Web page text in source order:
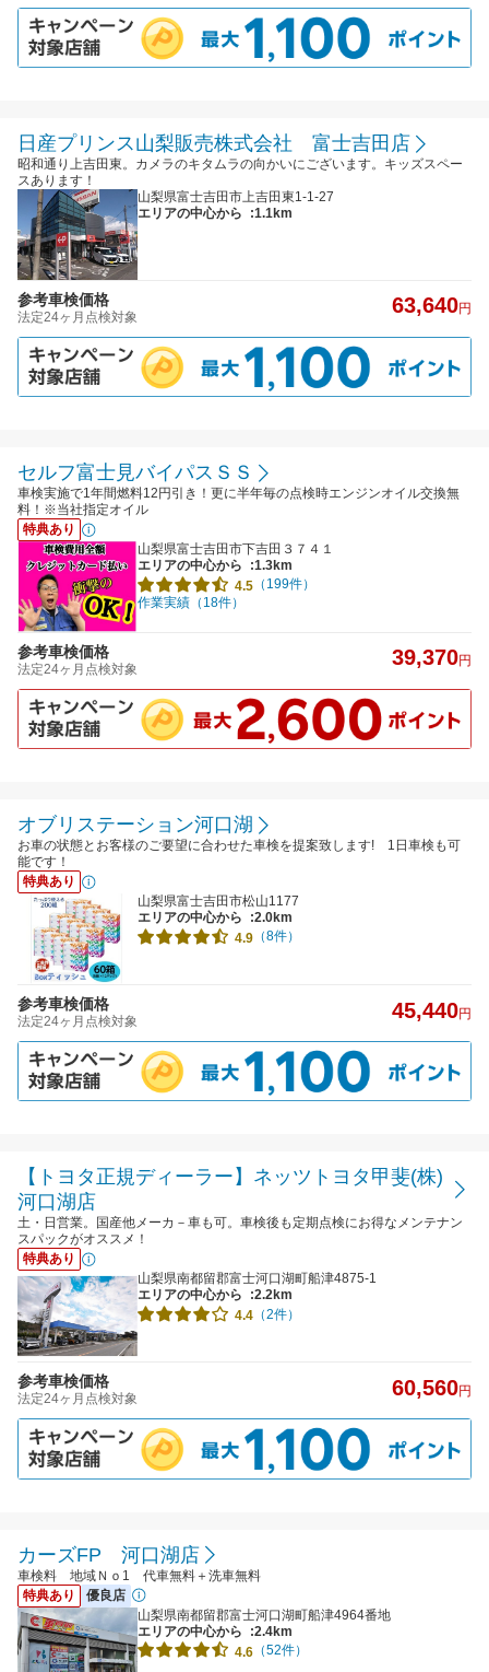
日産プリンス山梨販売株式会社 富士吉田店
昭和通り上吉田東。カメラのキタムラの向かいにございます。キッズスペー
スあります！
山梨県富士吉田市上吉田東1-1-27
エリアの中心から
:1.1km
参考車検価格
法定24ヶ月点検対象 63,640円
セルフ富士見バイパスＳＳ
車検実施で1年間燃料12円引き！更に半年毎の点検時エンジンオイル交換無
料！※当社指定オイル
特典あり
山梨県富士吉田市下吉田３７４１
エリアの中心から
:1.3km
4.5 （199件）
作業実績（18件）
参考車検価格
法定24ヶ月点検対象 39,370円
オブリステーション河口湖
お車の状態とお客様のご要望に合わせた車検を提案致します! 1日車検も可
能です！
特典あり
山梨県富士吉田市松山1177
エリアの中心から
:2.0km
4.9 （8件）
参考車検価格
法定24ヶ月点検対象 45,440円
【トヨタ正規ディーラー】ネッツトヨタ甲斐(株)
河口湖店
土・日営業。国産他メーカ－車も可。車検後も定期点検にお得なメンテナン
スパックがオススメ！
特典あり
山梨県南都留郡富士河口湖町船津4875-1
エリアの中心から
:2.2km
4.4 （2件）
参考車検価格
法定24ヶ月点検対象 60,560円
カーズFP 河口湖店
車検料 地域Ｎｏ1 代車無料＋洗車無料
特典あり
優良店
山梨県南都留郡富士河口湖町船津4964番地
エリアの中心から
:2.4km
4.6 （52件）